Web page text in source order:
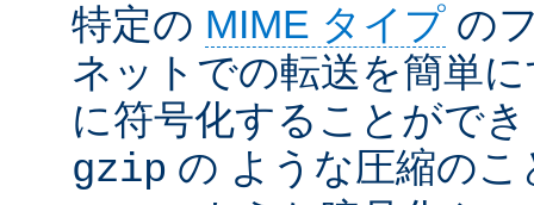
特定の MIME タイプ の
ネットでの転送を簡単
に符号化することがで
gzip の ような圧縮の